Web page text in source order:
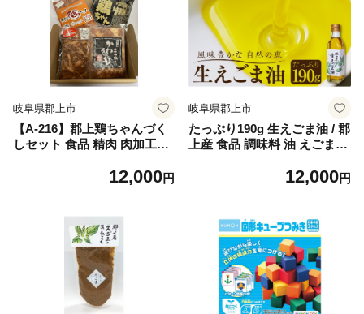
岐阜県郡上市
【A-216】郡上鶏ちゃんづく
しセット 食品 精肉 肉加工品
12,000円
岐阜県郡上市
たっぷり190g 生えごま油 / 郡
上産 食品 調味料 油 えごま油
レッシング 野菜に 豆腐に 味
12,000円